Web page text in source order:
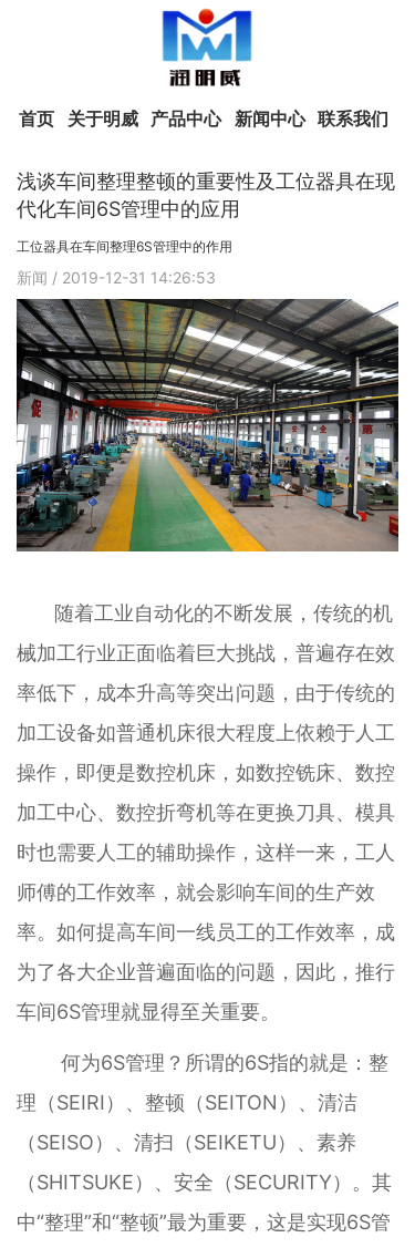
首页 关于明威 产品中心 新闻中心 联系我们
浅谈车间整理整顿的重要性及工位器具在现
代化车间6S管理中的应用
工位器具在车间整理6S管理中的作用
新闻 / 2019-12-31 14:26:53
随着工业自动化的不断发展，传统的机
械加工行业正面临着巨大挑战，普遍存在效
率低下，成本升高等突出问题，由于传统的
加工设备如普通机床很大程度上依赖于人工
操作，即便是数控机床，如数控铣床、数控
加工中心、数控折弯机等在更换刀具、模具
时也需要人工的辅助操作，这样一来，工人
师傅的工作效率，就会影响车间的生产效
率。如何提高车间一线员工的工作效率，成
为了各大企业普遍面临的问题，因此，推行
车间6S管理就显得至关重要。
何为6S管理？所谓的6S指的就是：整
理（SEIRI）、整顿（SEITON）、清洁
（SEISO）、清扫（SEIKETU）、素养
（SHITSUKE）、安全（SECURITY）。其
中“整理”和“整顿”最为重要，这是实现6S管